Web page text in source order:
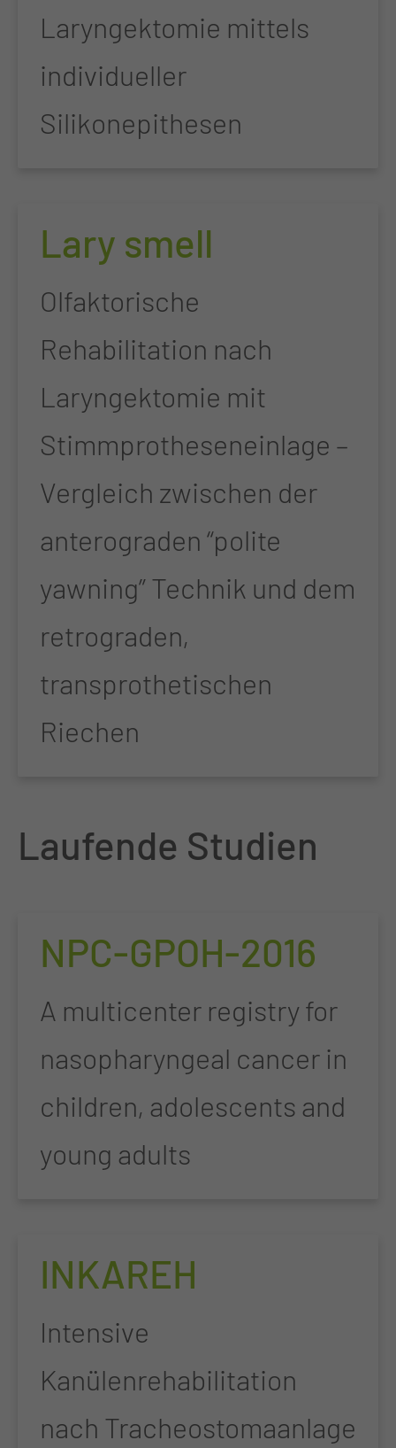
Laryngektomie mittels
individueller
Silikonepithesen
Lary smell
Olfaktorische
Rehabilitation nach
Laryngektomie mit
Stimmprotheseneinlage –
Vergleich zwischen der
anterograden “polite
yawning” Technik und dem
retrograden,
transprothetischen
Riechen
Laufende Studien
NPC-GPOH-2016
A multicenter registry for
nasopharyngeal cancer in
children, adolescents and
young adults
INKAREH
Intensive
Kanülenrehabilitation
nach Tracheostomaanlage